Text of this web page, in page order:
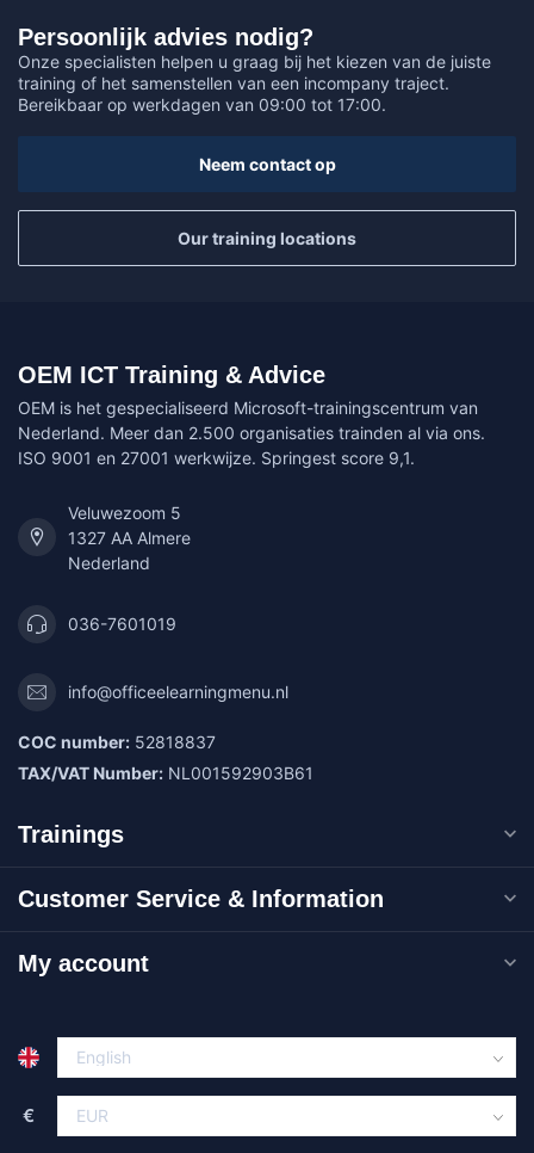
Persoonlijk advies nodig?
Onze specialisten helpen u graag bij het kiezen van de juiste
training of het samenstellen van een incompany traject.
Bereikbaar op werkdagen van 09:00 tot 17:00.
Neem contact op
Our training locations
OEM ICT Training & Advice
OEM is het gespecialiseerd Microsoft-trainingscentrum van
Nederland. Meer dan 2.500 organisaties trainden al via ons.
ISO 9001 en 27001 werkwijze. Springest score 9,1.
Veluwezoom 5
1327 AA Almere
Nederland
036-7601019
info@officeelearningmenu.nl
COC number: 52818837
TAX/VAT Number: NL001592903B61
Trainings
Customer Service & Information
My account
€